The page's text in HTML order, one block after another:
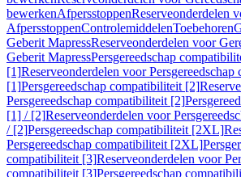
bewerkenAfpersstoppenReserveonderdelen
AfpersstoppenControlemiddelenToebehoren
Geberit MapressReserveonderdelen voor
Geberit MapressPersgereedschap
[1]Reserveonderdelen voor
[1]Persgereedschap compatibiliteit [2]
Persgereedschap compatibiliteit [2]
[1] / [2]Reserveonderdelen voor
/ [2]Persgereedschap compatibiliteit [2XL]
Persgereedschap compatibiliteit [2XL]
compatibiliteit [3]Reserveonderdelen voor
compatibiliteit [3]Persgereedschap